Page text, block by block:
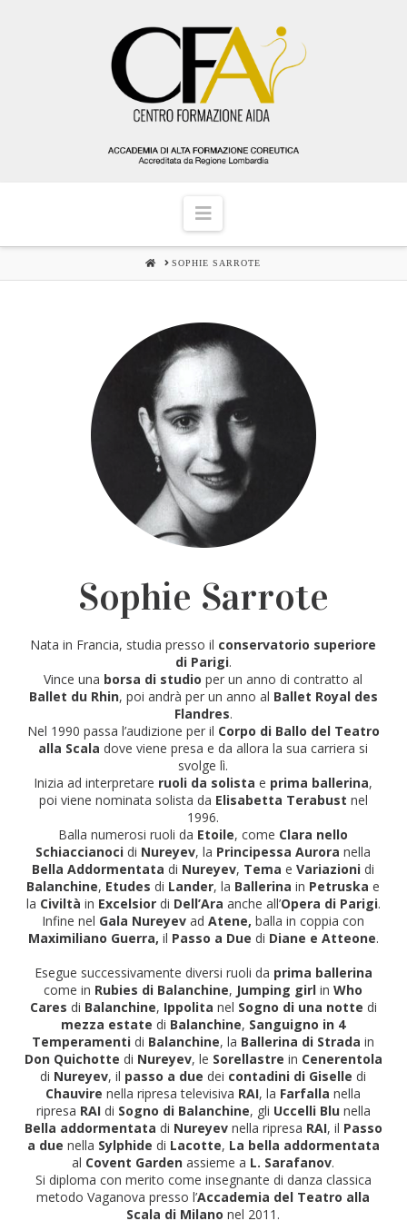
Navigation
HOMESOPHIE SARROTE
Sophie Sarrote
Nata in Francia, studia presso il conservatorio superiore
di Parigi.
Vince una borsa di studio per un anno di contratto al
Ballet du Rhin, poi andrà per un anno al Ballet Royal des
Flandres.
Nel 1990 passa l’audizione per il Corpo di Ballo del Teatro
alla Scala dove viene presa e da allora la sua carriera si
svolge lì.
Inizia ad interpretare ruoli da solista e prima ballerina,
poi viene nominata solista da Elisabetta Terabust nel
1996.
Balla numerosi ruoli da Etoile, come Clara nello
Schiaccianoci di Nureyev, la Principessa Aurora nella
Bella Addormentata di Nureyev, Temae Variazionidi
Balanchine, Etudes di Lander, la Ballerina in Petruska e
la Civiltà in Excelsiordi Dell’Ara anche all’Opera di Parigi.
Infine nel Gala Nureyev adAtene, balla in coppia con
Maximiliano Guerra, il Passo a Due di Diane e Atteone.
Esegue successivamente diversi ruoli da prima ballerina
come in Rubies di Balanchine, Jumping girl inWho
Cares di Balanchine, Ippolita nel Sogno di una notte di
mezza estatedi Balanchine, Sanguigno in 4
Temperamenti di Balanchine, la Ballerina di Strada in
Don Quichotte di Nureyev, le Sorellastre in Cenerentola
di Nureyev, il passo a due dei contadini di Giselle di
Chauvire nella ripresa televisiva RAI, la Farfalla nella
ripresa RAIdi Sogno di Balanchine, gli Uccelli Blunella
Bella addormentata di Nureyevnella ripresa RAI, il Passo
a due nella Sylphide di Lacotte, La bella addormentata
al Covent Garden assieme a L. Sarafanov.
Si diploma con merito come insegnante di danza classica
metodo Vaganova presso l’Accademia del Teatro alla
Scala di Milano nel 2011.